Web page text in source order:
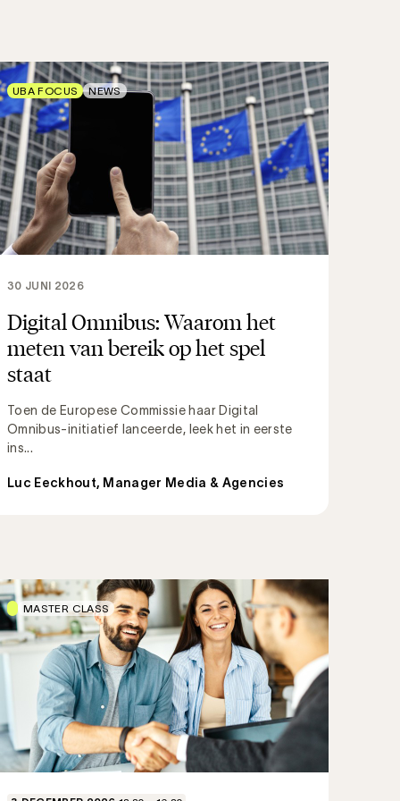
Digital Omnibus: Waarom het
meten van bereik op het spel
staat
Toen de Europese Commissie haar Digital
Omnibus-initiatief lanceerde, leek het in eerste
ins...
30 JUNI 2026
Luc Eeckhout, Manager Media & Agencies
UBA FOCUS NEWS
MASTER CLASS